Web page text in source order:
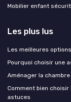
Mobilier enfant
Les plus lus
Les meilleures
Pourquoi choisir une
Aménager la
Comment bien
astuces